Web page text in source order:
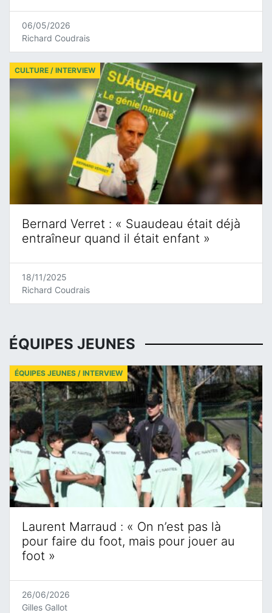
06/05/2026
Richard Coudrais
Bernard Verret : « Suaudeau était déjà
entraîneur quand il était enfant »
CULTURE / INTERVIEW
18/11/2025
Richard Coudrais
ÉQUIPES JEUNES
Laurent Marraud : « On n’est pas là
pour faire du foot, mais pour jouer au
foot »
ÉQUIPES JEUNES / INTERVIEW
26/06/2026
Gilles Gallot